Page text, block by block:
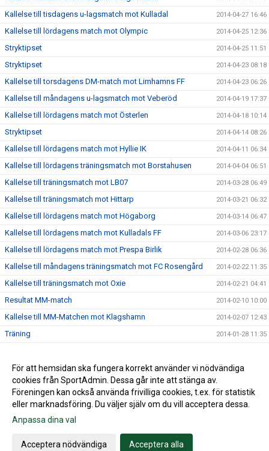
Kallelse till tisdagens u-lagsmatch mot Kulladal 2014-04-27 16:46
Kallelse till lördagens match mot Olympic 2014-04-25 12:36
Stryktipset 2014-04-25 11:51
Stryktipset 2014-04-23 08:18
Kallelse till torsdagens DM-match mot Limhamns FF 2014-04-23 06:26
Kallelse till måndagens u-lagsmatch mot Veberöd 2014-04-19 17:37
Kallelse till lördagens match mot Österlen 2014-04-18 10:14
Stryktipset 2014-04-14 08:26
Kallelse till lördagens match mot Hyllie IK 2014-04-11 06:34
Kallelse till lördagens träningsmatch mot Borstahusen 2014-04-04 06:51
Kallelse till träningsmatch mot LB07 2014-03-28 06:49
Kallelse till träningsmatch mot Hittarp 2014-03-21 06:32
Kallelse till lördagens match mot Högaborg 2014-03-14 06:47
Kallelse till lördagens match mot Kulladals FF 2014-03-06 23:17
Kallelse till lördagens match mot Prespa Birlik 2014-02-28 06:36
Kallelse till måndagens träningsmatch mot FC Rosengård 2014-02-22 11:35
Kallelse till träningsmatch mot Oxie 2014-02-21 04:41
Resultat MM-match 2014-02-10 10:00
Kallelse till MM-Matchen mot Klagshamn 2014-02-07 12:43
Träning 2014-01-28 11:35
Lördagsträningen är inställd 2014-01-17 20:19
2014-01-14 14:02
Gå till Webbversion
För att hemsidan ska fungera korrekt använder vi nödvändiga
cookies från SportAdmin. Dessa går inte att stänga av.
Föreningen kan också använda frivilliga cookies, t.ex. för statistik
eller marknadsföring. Du väljer själv om du vill acceptera dessa.
Anpassa dina val
Acceptera nödvändiga Acceptera alla